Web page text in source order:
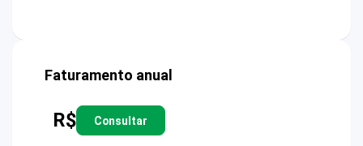
Faturamento anual
R$ Consultar